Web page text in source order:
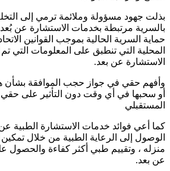
بذلت جهود مسؤولة وملائمة ترمي إلى
بالسرية مرتبطة بخدمات الاستشارة عن
حماية السرية الحالية بموجب القوانين
المحلية التي تنطبق على المعلومات التي
الاستشارة عن بعد.
وأفهم حقي في جواز حجب الموافقة بشأن
أو سحبها في أي وقت دون التأثير على حقي
المستقبلي
كما أعي فوائد خدمات الاستشارة الطبية
الوصول إلى الرعاية الطبية من خلال
منزله ، وتقييم طبي أكثر كفاءة والحصول
عن بعد.